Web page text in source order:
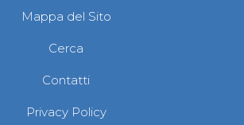
Arti marziali
Aikido
Ju Jitsu
Sumo
Capoeira
Grappling
BJJ
Pancrazio/Pankration
Mappa del Sito
Cerca
Contatti
Privacy Policy